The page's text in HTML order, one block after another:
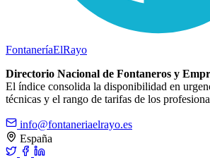
FontaneríaElRayo
Directorio Nacional de Fontaneros y
El índice consolida la disponibilidad en
técnicas y el rango de tarifas de los
info@fontaneriaelrayo.es
España